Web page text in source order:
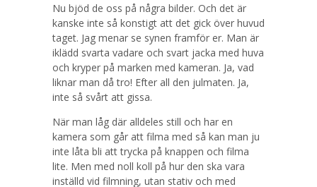
Nu bjöd de oss på några bilder. Och det är
kanske inte så konstigt att det gick över huvud
taget. Jag menar se synen framför er. Man är
iklädd svarta vadare och svart jacka med huva
och kryper på marken med kameran. Ja, vad
liknar man då tro! Efter all den julmaten. Ja,
inte så svårt att gissa.
När man låg där alldeles still och har en
kamera som går att filma med så kan man ju
inte låta bli att trycka på knappen och filma
lite. Men med noll koll på hur den ska vara
inställd vid filmning, utan stativ och med